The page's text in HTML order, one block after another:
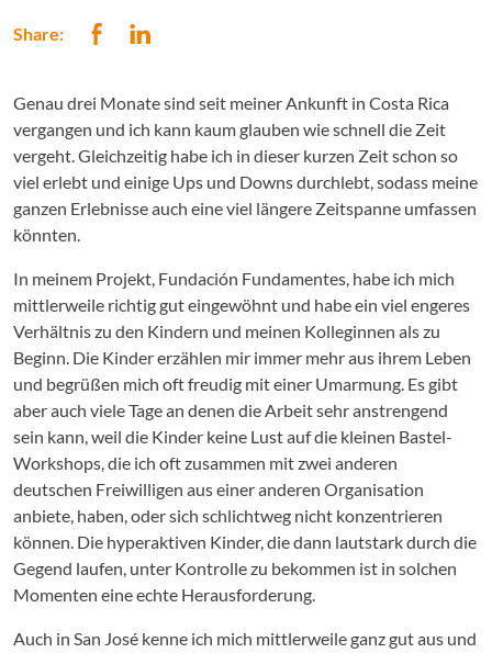
Share:
Genau drei Monate sind seit meiner Ankunft in Costa Rica
vergangen und ich kann kaum glauben wie schnell die Zeit
vergeht. Gleichzeitig habe ich in dieser kurzen Zeit schon so
viel erlebt und einige Ups und Downs durchlebt, sodass meine
ganzen Erlebnisse auch eine viel längere Zeitspanne umfassen
könnten.
In meinem Projekt, Fundación Fundamentes, habe ich mich
mittlerweile richtig gut eingewöhnt und habe ein viel engeres
Verhältnis zu den Kindern und meinen Kolleginnen als zu
Beginn. Die Kinder erzählen mir immer mehr aus ihrem Leben
und begrüßen mich oft freudig mit einer Umarmung. Es gibt
aber auch viele Tage an denen die Arbeit sehr anstrengend
sein kann, weil die Kinder keine Lust auf die kleinen Bastel-
Workshops, die ich oft zusammen mit zwei anderen
deutschen Freiwilligen aus einer anderen Organisation
anbiete, haben, oder sich schlichtweg nicht konzentrieren
können. Die hyperaktiven Kinder, die dann lautstark durch die
Gegend laufen, unter Kontrolle zu bekommen ist in solchen
Momenten eine echte Herausforderung.
Auch in San José kenne ich mich mittlerweile ganz gut aus und